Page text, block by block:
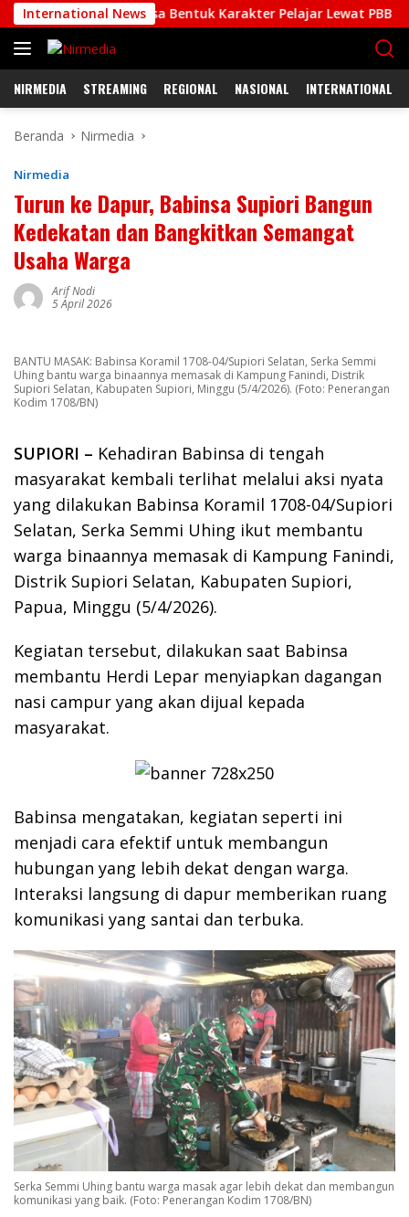
Langsung
ke
konten
International News
Babinsa Bentuk Karakter Pelajar Lewat PBB Karang
NIRMEDIA STREAMING REGIONAL NASIONAL INTERNATIONAL
Beranda Nirmedia
Nirmedia
Turun ke Dapur, Babinsa Supiori Bangun
Kedekatan dan Bangkitkan Semangat
Usaha Warga
Arif Nodi
5 April 2026
BANTU MASAK: Babinsa Koramil 1708-04/Supiori Selatan, Serka Semmi
Uhing bantu warga binaannya memasak di Kampung Fanindi, Distrik
Supiori Selatan, Kabupaten Supiori, Minggu (5/4/2026). (Foto: Penerangan
Kodim 1708/BN)
SUPIORI – Kehadiran Babinsa di tengah
masyarakat kembali terlihat melalui aksi nyata
yang dilakukan Babinsa Koramil 1708-04/Supiori
Selatan, Serka Semmi Uhing ikut membantu
warga binaannya memasak di Kampung Fanindi,
Distrik Supiori Selatan, Kabupaten Supiori,
Papua, Minggu (5/4/2026).
Kegiatan tersebut, dilakukan saat Babinsa
membantu Herdi Lepar menyiapkan dagangan
nasi campur yang akan dijual kepada
masyarakat.
Babinsa mengatakan, kegiatan seperti ini
menjadi cara efektif untuk membangun
hubungan yang lebih dekat dengan warga.
Interaksi langsung di dapur memberikan ruang
komunikasi yang santai dan terbuka.
Serka Semmi Uhing bantu warga masak agar lebih dekat dan membangun
komunikasi yang baik. (Foto: Penerangan Kodim 1708/BN)